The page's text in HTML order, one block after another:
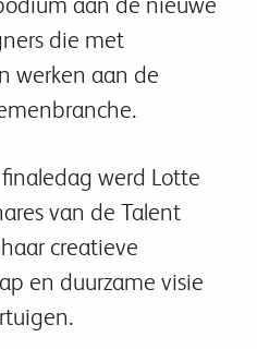
die met
werken aan de
werd Lotte
van de Talent
creatieve
en duurzame visie